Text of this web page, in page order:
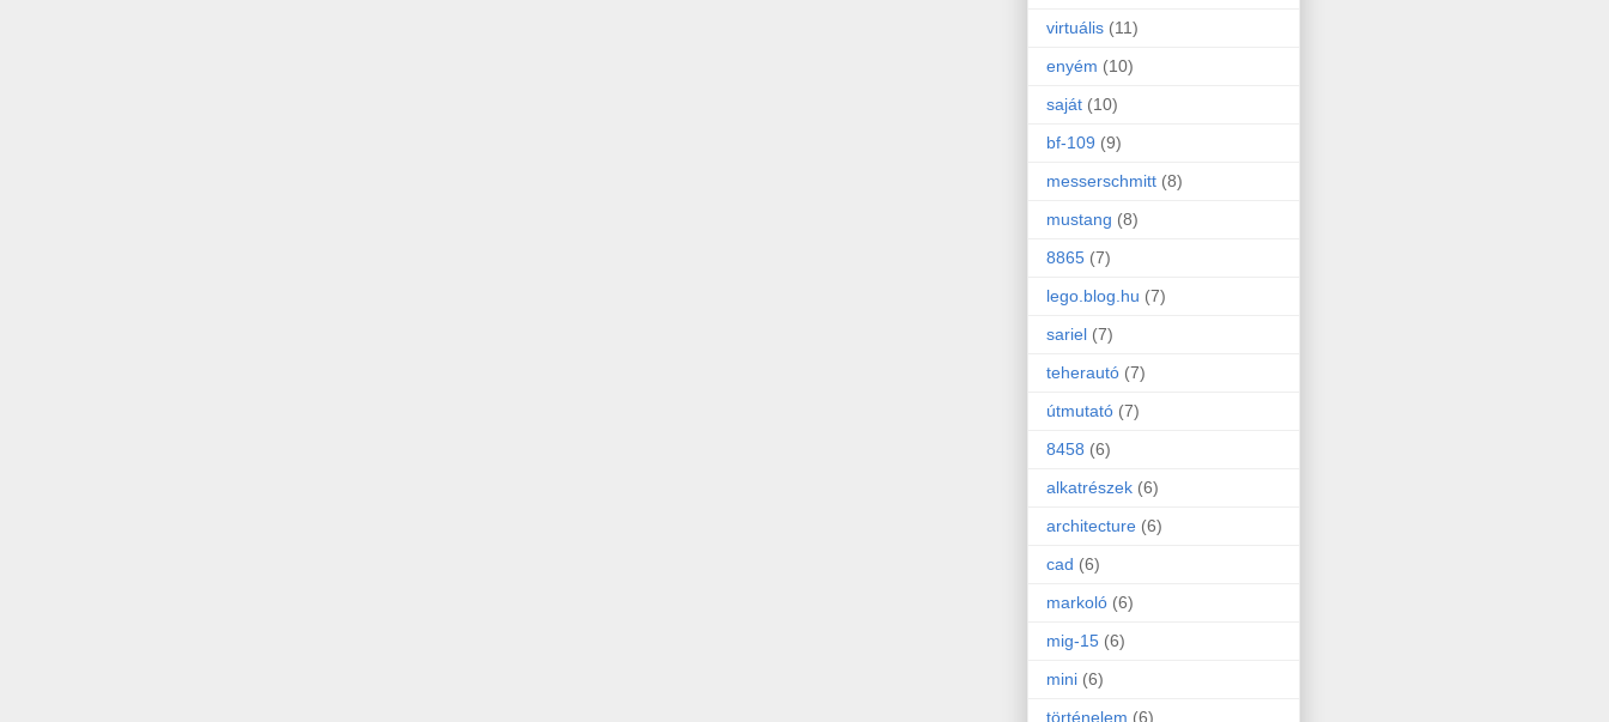
virtuális (11)
enyém (10)
saját (10)
bf-109 (9)
messerschmitt (8)
mustang (8)
8865 (7)
lego.blog.hu (7)
sariel (7)
teherautó (7)
útmutató (7)
8458 (6)
alkatrészek (6)
architecture (6)
cad (6)
markoló (6)
mig-15 (6)
mini (6)
történelem (6)